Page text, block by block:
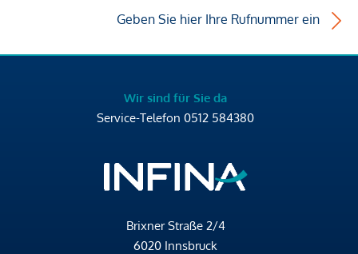
Geben Sie hier Ihre Rufnummer ein
Wir sind für Sie da
Service-Telefon 0512 584380
Brixner Straße 2/4
6020 Innsbruck